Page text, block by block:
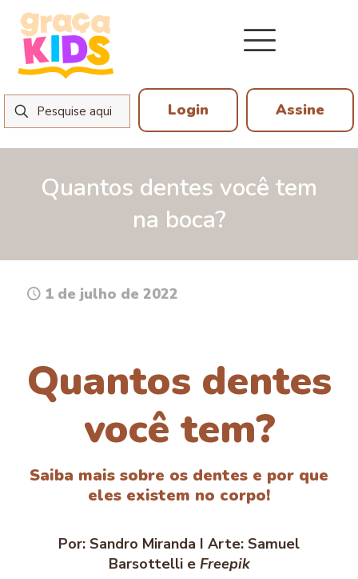
Login Assine
Quantos dentes você tem
na boca?
1 de julho de 2022
Quantos dentes
você tem?
Saiba mais sobre os dentes e por que
eles existem no corpo!
Por: Sandro Miranda I Arte: Samuel
Barsottelli e Freepik